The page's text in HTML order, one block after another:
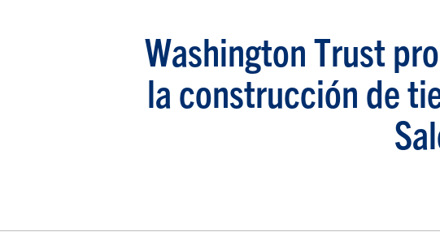
Washington Trust
la construcción de